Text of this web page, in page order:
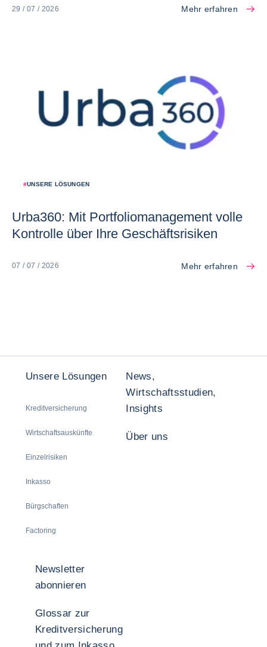
29 / 07 / 2026 Mehr erfahren
#UNSERE LÖSUNGEN
Urba360: Mit Portfoliomanagement volle
Kontrolle über Ihre Geschäftsrisiken
07 / 07 / 2026 Mehr erfahren
Unsere Lösungen
Kreditversicherung
Wirtschaftsauskünfte
Einzelrisiken
Inkasso
Bürgschaften
Factoring
News,
Wirtschaftsstudien,
Insights
Über uns
Newsletter
abonnieren
Glossar zur
Kreditversicherung